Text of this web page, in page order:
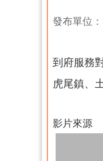
發布單位
到府服務
虎尾鎮、
影片來源